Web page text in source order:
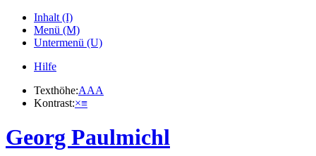
Inhalt (I)
Menü (M)
Untermenü (U)
Hilfe
Texthöhe:AAA
Kontrast:×≡
Georg Paulmichl